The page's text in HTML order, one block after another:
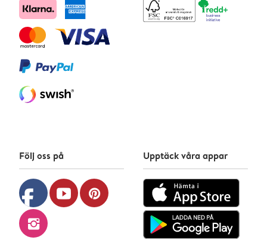
Följ oss på
facebook youtube pinterest
instagram
Upptäck våra appar